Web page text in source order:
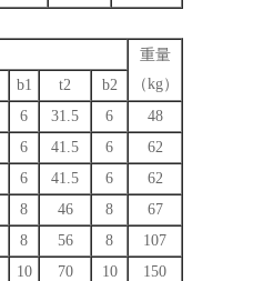
重量
（kg）
b1 t2
b2
6 31.5 6
48
6 41.5 6
62
6 41.5 6
62
8 46 8
67
8 56 8
107
10 70 10
150